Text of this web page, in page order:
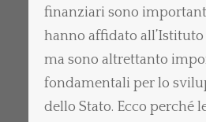
finanziari sono
hanno affidato
ma sono altrettanto
fondamentali per lo
dello Stato. Ecco perché